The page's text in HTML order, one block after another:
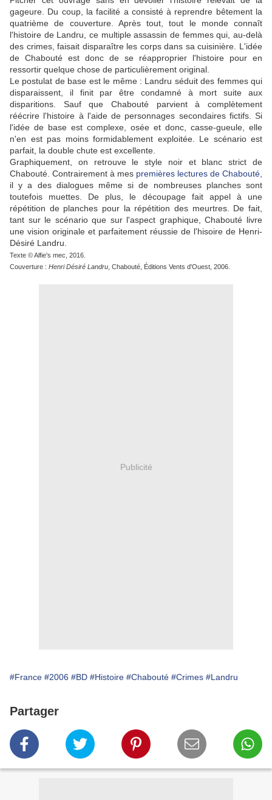
gageure. Du coup, la facilité a consisté à reprendre bêtement la
quatrième de couverture. Après tout, tout le monde connaît
l'histoire de Landru, ce multiple assassin de femmes qui, au-delà
des crimes, faisait disparaître les corps dans sa cuisinière. L'idée
de Chabouté est donc de se réapproprier l'histoire pour en
ressortir quelque chose de particulièrement original.
Le postulat de base est le même : Landru séduit des femmes qui
disparaissent, il finit par être condamné à mort suite aux
disparitions. Sauf que Chabouté parvient à complètement
réécrire l'histoire à l'aide de personnages secondaires fictifs. Si
l'idée de base est complexe, osée et donc, casse-gueule, elle
n'en est pas moins formidablement exploitée. Le scénario est
parfait, la double chute est excellente.
Graphiquement, on retrouve le style noir et blanc strict de
Chabouté. Contrairement à mes premières lectures de Chabouté
il y a des dialogues même si de nombreuses planches sont
toutefois muettes. De plus, le découpage fait appel à une
répétition de planches pour la répétition des meurtres. De fait,
tant sur le scénario que sur l'aspect graphique, Chabouté livre
une vision originale et parfaitement réussie de l'hisoire de Henri-
Désiré Landru.
Texte © Alfie's mec, 2016.
Couverture : Henri Désiré Landru , Chabouté, Éditions Vents d'Ouest, 2006.
Publicité
#France #2006 #BD #Histoire #Chabouté #Crimes #Landru
Partager